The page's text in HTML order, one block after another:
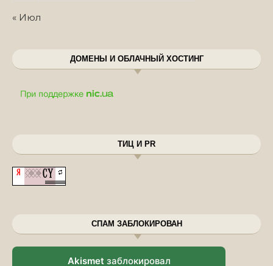
« Июл
ДОМЕНЫ И ОБЛАЧНЫЙ ХОСТИНГ
ТИЦ И PR
СПАМ ЗАБЛОКИРОВАН
Akismet заблокировал